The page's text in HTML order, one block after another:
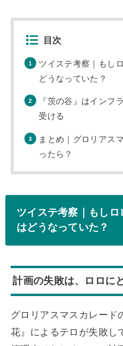
目次
ツイステ考察｜もし
どうなっていた？
『茨の谷』はインフ
受ける
まとめ｜グロリアス
ったら？
ツイステ考察｜もし
はどうなっていた？
計画の失敗は、ロロに
グロリアスマスカレード
花』によるテロが失敗し